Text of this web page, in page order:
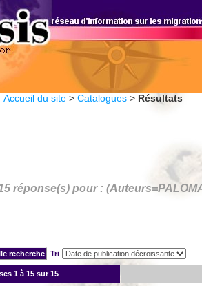
Accueil du site > Catalogues > Résultats
réponse(s) pour : (Auteurs=
Tri
1 à 15 sur 15